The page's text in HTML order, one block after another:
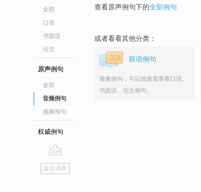
全部
口语
书面语
论文
原声例句
全部
音频例句
视频例句
权威例句
go
top
返回词典
查看原声例句下的全部例句
或者看看其他分类：
双语例句
海量例句，可以按难度查看口语、
书面语、论文例句。